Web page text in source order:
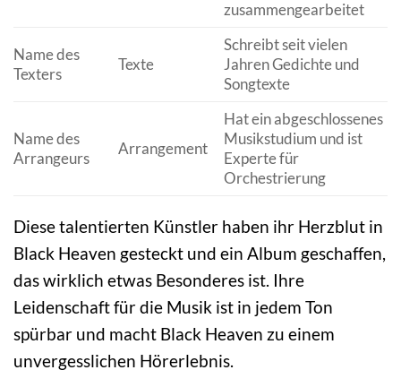
zusammengearbeitet
Name des
Texters
Texte
Schreibt seit vielen
Jahren Gedichte und
Songtexte
Name des
Arrangeurs
Arrangement
Hat ein abgeschlossenes
Musikstudium und ist
Experte für
Orchestrierung
Diese talentierten Künstler haben ihr Herzblut in
Black Heaven gesteckt und ein Album geschaffen,
das wirklich etwas Besonderes ist. Ihre
Leidenschaft für die Musik ist in jedem Ton
spürbar und macht Black Heaven zu einem
unvergesslichen Hörerlebnis.